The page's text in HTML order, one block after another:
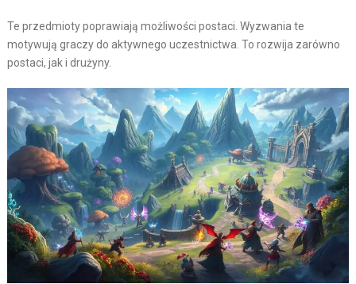
Te przedmioty poprawiają możliwości postaci. Wyzwania te
motywują graczy do aktywnego uczestnictwa. To rozwija zarówno
postaci, jak i drużyny.